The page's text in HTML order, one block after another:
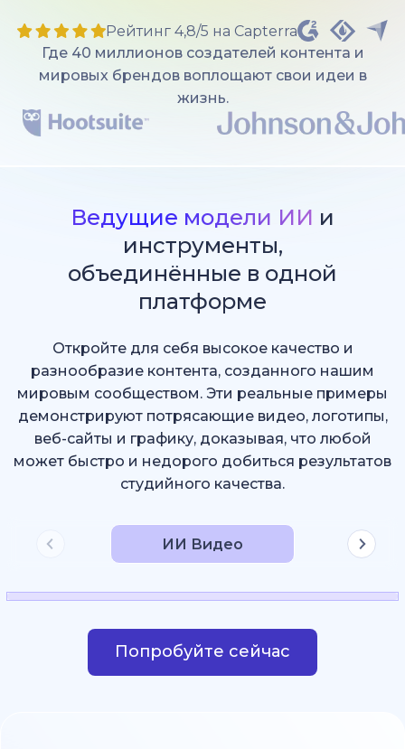
Рейтинг 4,8/5 на Capterra
Где 40 миллионов создателей контента и
мировых брендов воплощают свои идеи в
жизнь.
Ведущие модели ИИ и
инструменты,
объединённые в одной
платформе
Откройте для себя высокое качество и
разнообразие контента, созданного нашим
мировым сообществом. Эти реальные примеры
демонстрируют потрясающие видео, логотипы,
веб-сайты и графику, доказывая, что любой
может быстро и недорого добиться результатов
студийного качества.
ИИ Видео
Попробуйте сейчас